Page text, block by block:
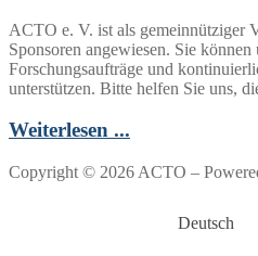
ACTO e. V. ist als gemeinnütziger
Sponsoren angewiesen. Sie
Forschungsaufträge und
unterstützen. Bitte helfen Sie uns,
Weiterlesen ...
Copyright © 2026 ACTO –
Deutsch